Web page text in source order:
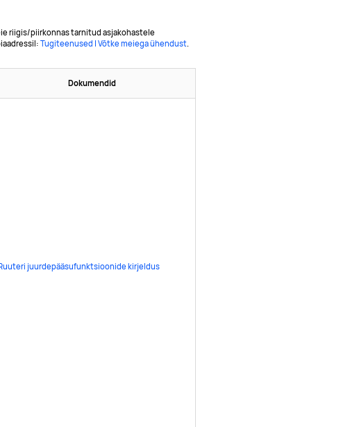
riigis/piirkonnas tarnitud asjakohastele
Tugiteenused | Võtke meiega ühendust.
Dokumendid
juurdepääsufunktsioonide kirjeldus